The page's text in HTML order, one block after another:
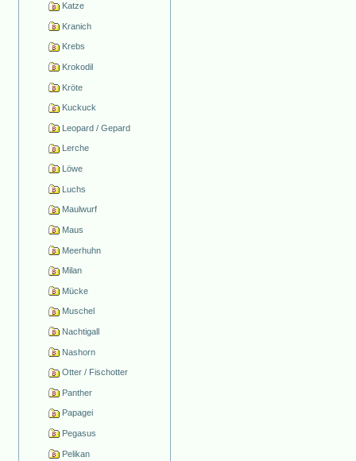
Katze
Kranich
Krebs
Krokodil
Kröte
Kuckuck
Leopard / Gepard
Lerche
Löwe
Luchs
Maulwurf
Maus
Meerhuhn
Milan
Mücke
Muschel
Nachtigall
Nashorn
Otter / Fischotter
Panther
Papagei
Pegasus
Pelikan